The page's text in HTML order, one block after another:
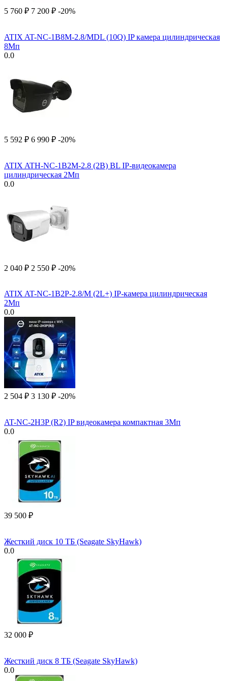
5 760 ₽ 7 200 ₽ -20%
ATIX AT-NC-1B8M-2.8/MDL (10Q) IP камера цилиндрическая
8Мп
0.0
5 592 ₽ 6 990 ₽ -20%
ATIX ATH-NC-1B2M-2.8 (2B) BL IP-видеокамера
цилиндрическая 2Мп
0.0
2 040 ₽ 2 550 ₽ -20%
ATIX AT-NC-1B2P-2.8/M (2L+) IP-камера цилиндрическая
2Мп
0.0
2 504 ₽ 3 130 ₽ -20%
AT-NC-2H3P (R2) IP видеокамера компактная 3Мп
0.0
39 500 ₽
Жесткий диск 10 ТБ (Seagate SkyHawk)
0.0
32 000 ₽
Жесткий диск 8 ТБ (Seagate SkyHawk)
0.0